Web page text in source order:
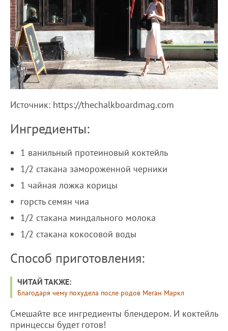
Источник: https://thechalkboardmag.com
Ингредиенты:
1 ванильный протеиновый коктейль
1/2 стакана замороженной черники
1 чайная ложка корицы
горсть семян чиа
1/2 стакана миндального молока
1/2 стакана кокосовой воды
Способ приготовления:
ЧИТАЙ ТАКЖЕ:
Благодаря чему похудела после родов Меган Маркл
Смешайте все ингредиенты блендером. И коктейль
принцессы будет готов!